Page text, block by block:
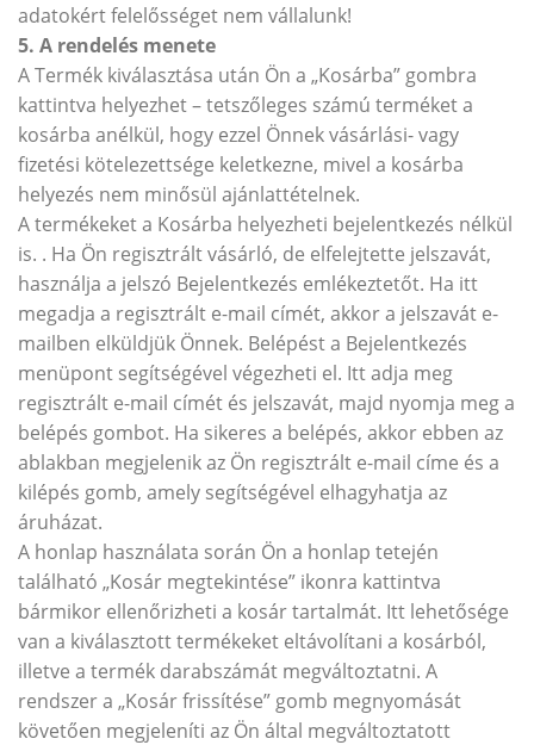
adatokért felelősséget nem vállalunk!
5. A rendelés menete
A Termék kiválasztása után Ön a „Kosárba” gombra
kattintva helyezhet – tetszőleges számú terméket a
kosárba anélkül, hogy ezzel Önnek vásárlási- vagy
fizetési kötelezettsége keletkezne, mivel a kosárba
helyezés nem minősül ajánlattételnek.
A termékeket a Kosárba helyezheti bejelentkezés nélkül
is. . Ha Ön regisztrált vásárló, de elfelejtette jelszavát,
használja a jelszó Bejelentkezés emlékeztetőt. Ha itt
megadja a regisztrált e-mail címét, akkor a jelszavát e-
mailben elküldjük Önnek. Belépést a Bejelentkezés
menüpont segítségével végezheti el. Itt adja meg
regisztrált e-mail címét és jelszavát, majd nyomja meg a
belépés gombot. Ha sikeres a belépés, akkor ebben az
ablakban megjelenik az Ön regisztrált e-mail címe és a
kilépés gomb, amely segítségével elhagyhatja az
áruházat.
A honlap használata során Ön a honlap tetején
található „Kosár megtekintése” ikonra kattintva
bármikor ellenőrizheti a kosár tartalmát. Itt lehetősége
van a kiválasztott termékeket eltávolítani a kosárból,
illetve a termék darabszámát megváltoztatni. A
rendszer a „Kosár frissítése” gomb megnyomását
követően megjeleníti az Ön által megváltoztatott